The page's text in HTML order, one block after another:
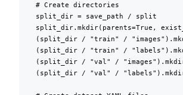
    # Create directories
    split_dir = save_path / split
split_dir.mkdir(parents=True,
(split_dir / "train" /
(split_dir / "train" /
(split_dir / "val" /
(split_dir / "val" /